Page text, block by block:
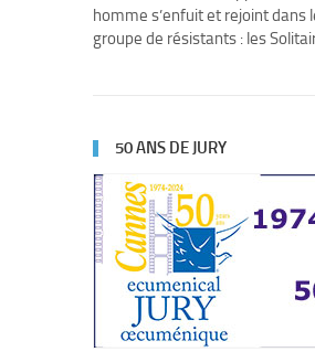
homme s’enfuit et rejoint dans
groupe de résistants : les
50 ANS DE JURY